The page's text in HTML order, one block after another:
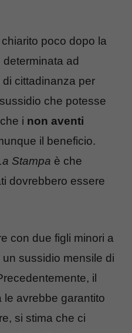
poco dopo la
ad
cittadinanza per
che potesse
i non aventi
il beneficio.
Stampa è che
dovrebbero essere
con due figli minori a
sussidio mensile di
il
le avrebbe garantito
si stima che ci